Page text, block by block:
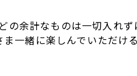
の余計なものは一切入れず
一緒に楽しんでいただけ